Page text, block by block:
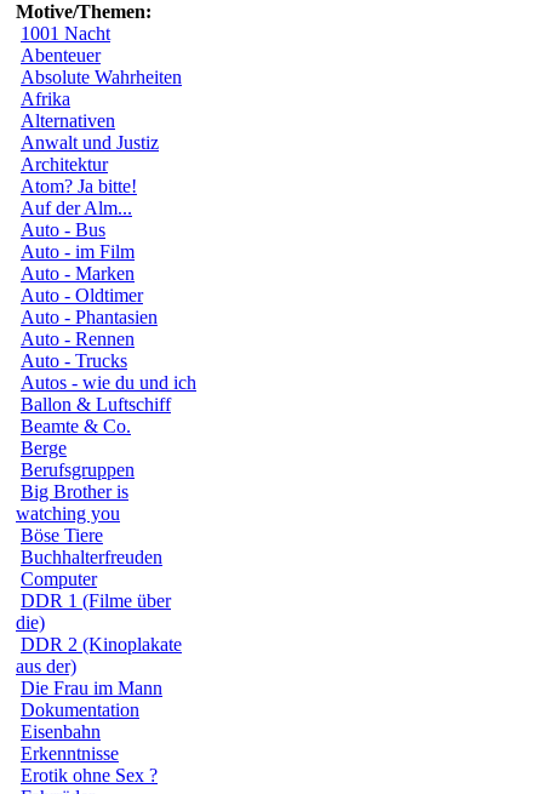
Motive/Themen:
1001 Nacht
Abenteuer
Absolute Wahrheiten
Afrika
Alternativen
Anwalt und Justiz
Architektur
Atom? Ja bitte!
Auf der Alm...
Auto - Bus
Auto - im Film
Auto - Marken
Auto - Oldtimer
Auto - Phantasien
Auto - Rennen
Auto - Trucks
Autos - wie du und ich
Ballon & Luftschiff
Beamte & Co.
Berge
Berufsgruppen
Big Brother is
watching you
Böse Tiere
Buchhalterfreuden
Computer
DDR 1 (Filme über
die)
DDR 2 (Kinoplakate
aus der)
Die Frau im Mann
Dokumentation
Eisenbahn
Erkenntnisse
Erotik ohne Sex ?